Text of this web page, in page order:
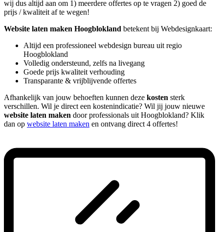
wij dus altijd aan om 1) meerdere offertes op te vragen 2) goed de
prijs / kwaliteit af te wegen!
Website laten maken Hoogblokland betekent bij Webdesignkaart:
Altijd een professioneel webdesign bureau uit regio
Hoogblokland
Volledig ondersteund, zelfs na livegang
Goede prijs kwaliteit verhouding
Transparante & vrijblijvende offertes
Afhankelijk van jouw behoeften kunnen deze kosten sterk
verschillen. Wil je direct een kostenindicatie? Wil jij jouw nieuwe
website laten maken door professionals uit Hoogblokland? Klik
dan op website laten maken en ontvang direct 4 offertes!